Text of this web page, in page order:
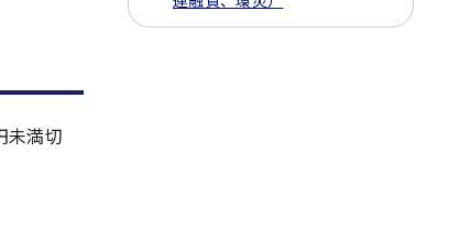
未満切